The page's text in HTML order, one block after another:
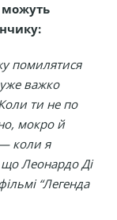
можуть
помилятися
важко
ти не по
мокро й
коли я
Леонардо Ді
“Легенда